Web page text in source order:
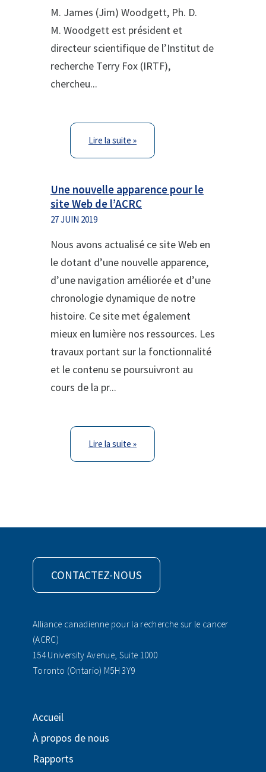
M. James (Jim) Woodgett, Ph. D.
M. Woodgett est président et
directeur scientifique de l’Institut de
recherche Terry Fox (IRTF),
chercheu...
Lire la suite »
Une nouvelle apparence pour le
site Web de l’ACRC
27 JUIN 2019
Nous avons actualisé ce site Web en
le dotant d’une nouvelle apparence,
d’une navigation améliorée et d’une
chronologie dynamique de notre
histoire. Ce site met également
mieux en lumière nos ressources. Les
travaux portant sur la fonctionnalité
et le contenu se poursuivront au
cours de la pr...
Lire la suite »
CONTACTEZ-NOUS
Alliance canadienne pour la recherche sur le cancer
(ACRC)
154 University Avenue, Suite 1000
Toronto (Ontario) M5H 3Y9
Accueil
À propos de nous
Rapports